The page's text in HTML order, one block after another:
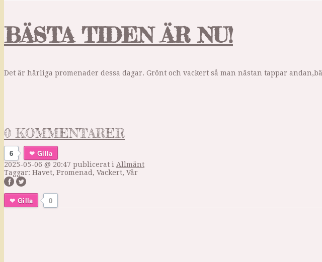
BÄSTA TIDEN ÄR NU!
Det är härliga promenader dessa dagar. Grönt och vackert så man nästan tappar
0 KOMMENTARER
6 Gilla
2025-05-06 @ 20:47 publicerat i Allmänt
Taggar: Havet, Promenad, Vackert, Vår
0
Gilla